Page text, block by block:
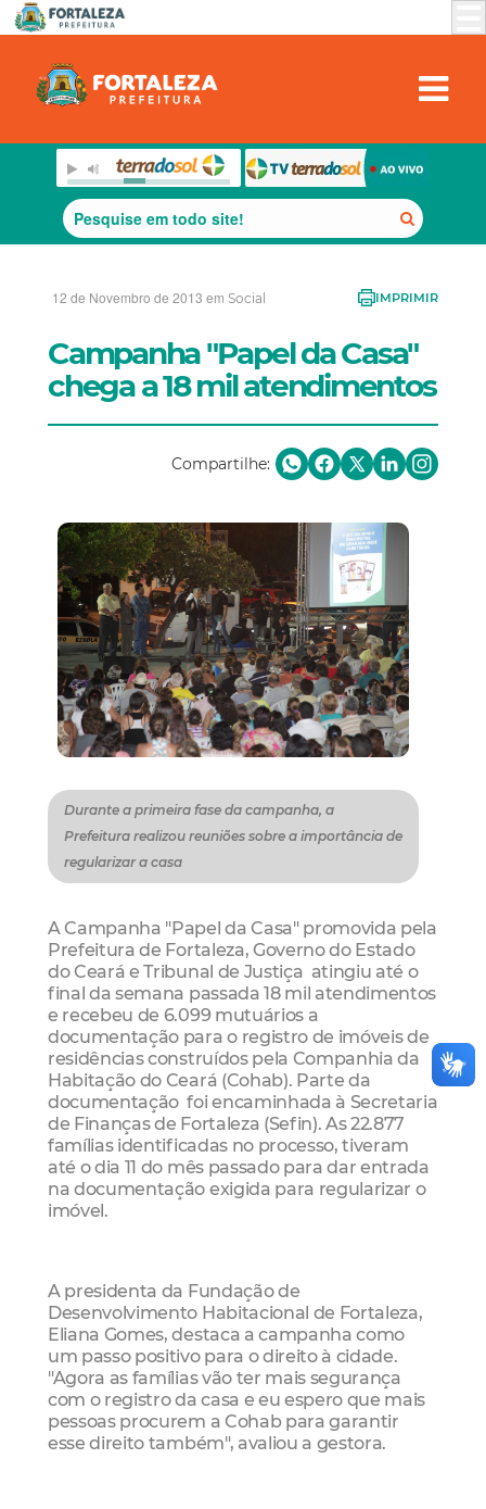
12 de Novembro de 2013 em Social IMPRIMIR
Campanha "Papel da Casa"
chega a 18 mil atendimentos
Compartilhe:
Durante a primeira fase da campanha, a
Prefeitura realizou reuniões sobre a importância de
regularizar a casa
A Campanha "Papel da Casa" promovida pela
Prefeitura de Fortaleza, Governo do Estado
do Ceará e Tribunal de Justiça atingiu até o
final da semana passada 18 mil atendimentos
e recebeu de 6.099 mutuários a
documentação para o registro de imóveis de
residências construídos pela Companhia da
Habitação do Ceará (Cohab). Parte da
documentação foi encaminhada à Secretaria
de Finanças de Fortaleza (Sefin). As 22.877
famílias identificadas no processo, tiveram
até o dia 11 do mês passado para dar entrada
na documentação exigida para regularizar o
imóvel.
A presidenta da Fundação de
Desenvolvimento Habitacional de Fortaleza,
Eliana Gomes, destaca a campanha como
um passo positivo para o direito à cidade.
"Agora as famílias vão ter mais segurança
com o registro da casa e eu espero que mais
pessoas procurem a Cohab para garantir
esse direito também", avaliou a gestora.